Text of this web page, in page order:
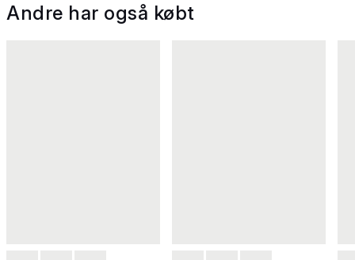
Andre har også købt